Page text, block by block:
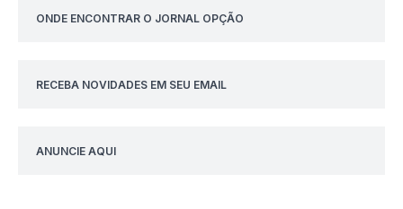
ONDE ENCONTRAR O JORNAL OPÇÃO
RECEBA NOVIDADES EM SEU EMAIL
ANUNCIE AQUI